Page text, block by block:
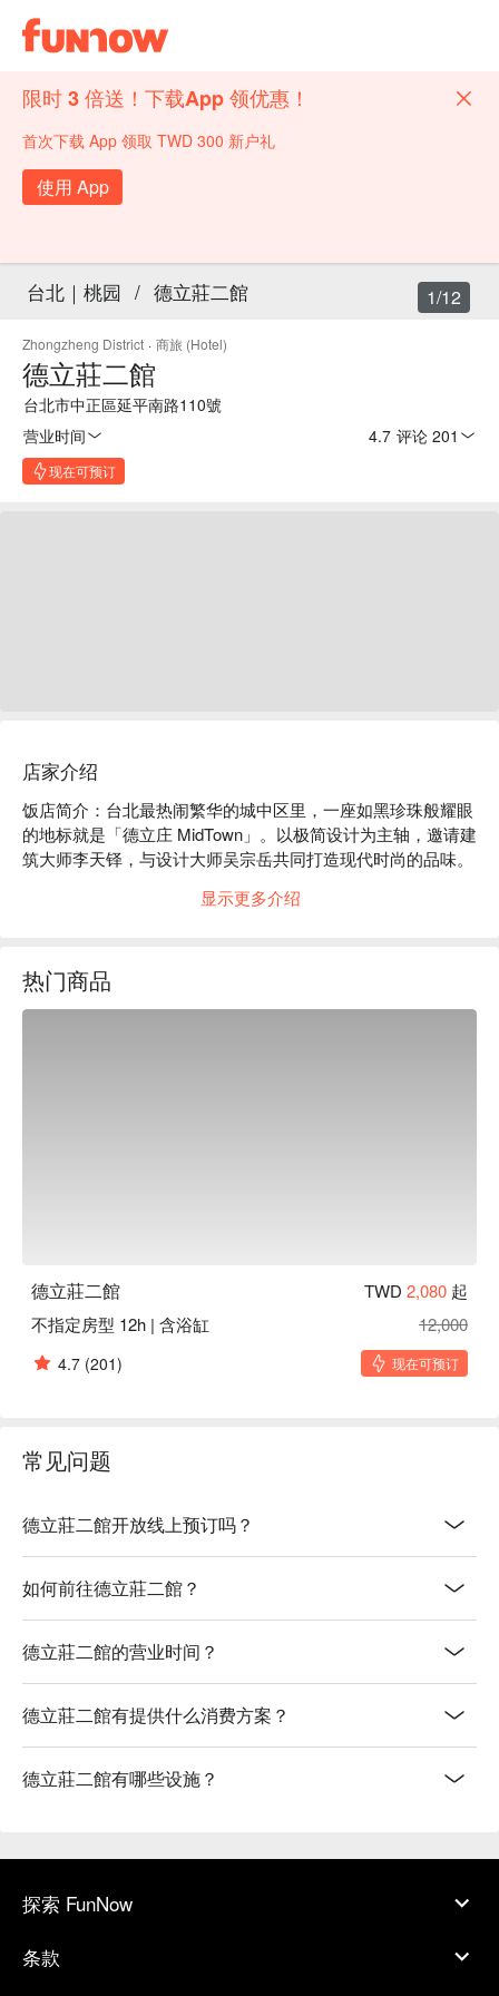
限时 3 倍送！下载App 领优惠！
首次下载 App 领取 TWD 300 新户礼
使用 App
台北｜桃园 / 德立莊二館
Zhongzheng District · 商旅 (Hotel)
德立莊二館
台北市中正區延平南路110號
营业时间
4.7· 评论 201
现在可预订
1/12
店家介绍
饭店简介：台北最热闹繁华的城中区里，一座如黑珍珠般耀眼
的地标就是「德立庄 MidTown」。以极简设计为主轴，邀请建
筑大师李天铎，与设计大师吴宗岳共同打造现代时尚的品味。
达！过个马路就到西门徒步区，美食娱乐近在咫尺！
显示更多介绍
热门商品
德立莊二館 TWD 2,080 起
不指定房型 12h | 含浴缸
12,000
4.7 (201) 现在可预订
常见问题
德立莊二館开放线上预订吗？
如何前往德立莊二館？
德立莊二館的营业时间？
德立莊二館有提供什么消费方案？
德立莊二館有哪些设施？
探索 FunNow
条款